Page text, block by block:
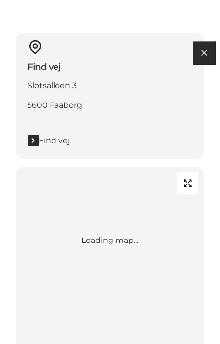
Find vej
Slotsalleen 3
5600 Faaborg
Find vej
Loading map...